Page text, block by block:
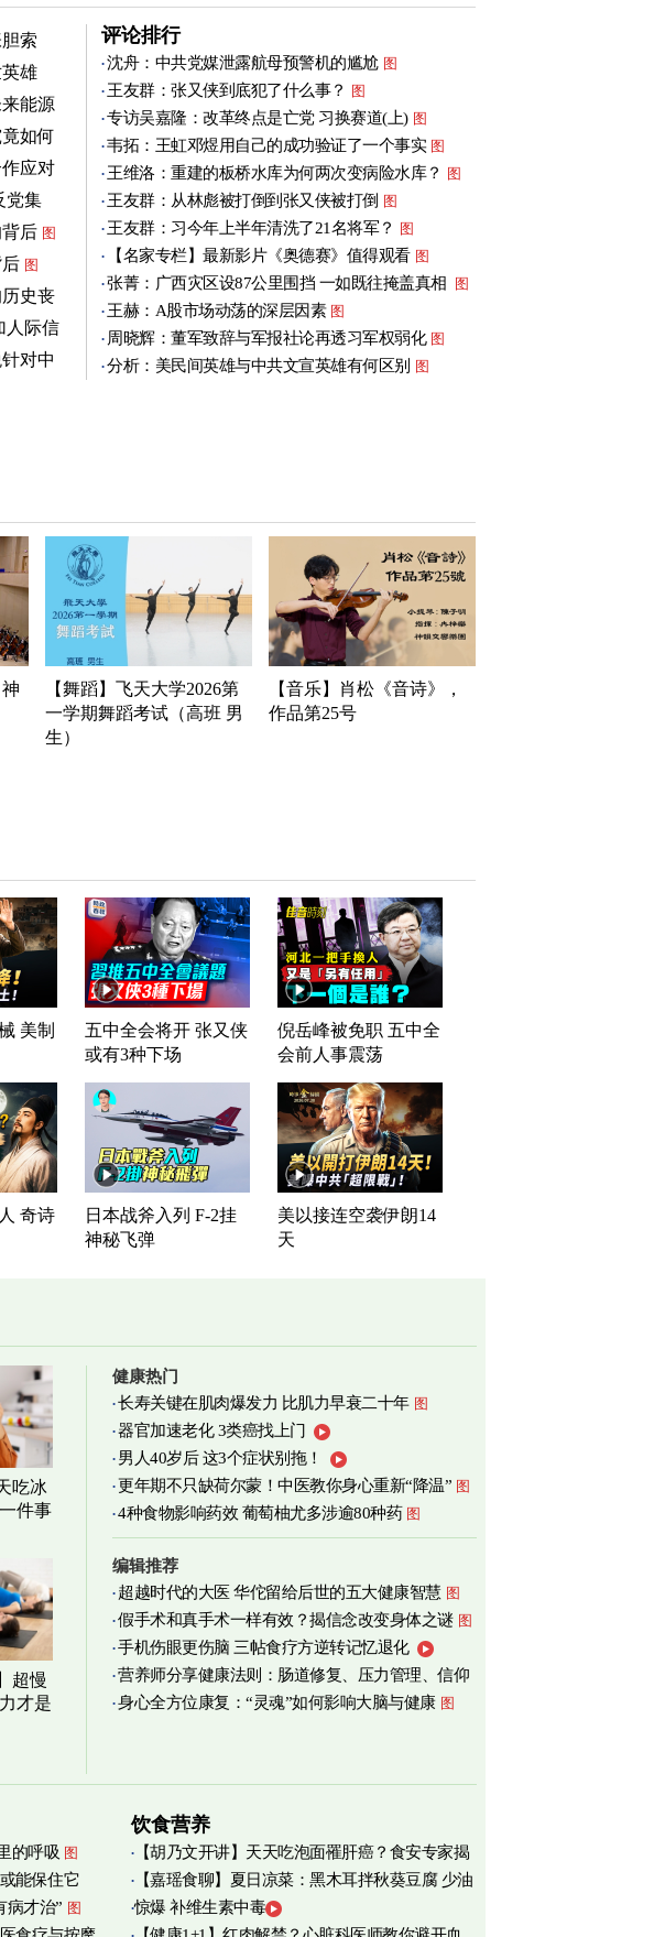
索
雄
能源
如何
应对
党集
后 图
图
史丧
人际信
对中
评论排行
沈舟：中共党媒泄露航母预警机的尴尬 图
王友群：张又侠到底犯了什么事？ 图
专访吴嘉隆：改革终点是亡党 习换赛道(上) 图
韦拓：王虹邓煜用自己的成功验证了一个事实 图
王维洛：重建的板桥水库为何两次变病险水库？ 图
王友群：从林彪被打倒到张又侠被打倒 图
王友群：习今年上半年清洗了21名将军？ 图
【名家专栏】最新影片《奥德赛》值得观看 图
张菁：广西灾区设87公里围挡 一如既往掩盖真相 图
王赫：A股市场动荡的深层因素 图
周晓辉：董军致辞与军报社论再透习军权弱化 图
分析：美民间英雄与中共文宣英雄有何区别 图
【舞蹈】飞天大学2026第
一学期舞蹈考试（高班 男
生）
【音乐】肖松《音诗》，
作品第25号
美制
五中全会将开 张又侠
或有3种下场
倪岳峰被免职 五中全
会前人事震荡
奇诗
日本战斧入列 F-2挂
神秘飞弹
美以接连空袭伊朗14
天
吃冰
件事
超慢
才是
健康热门
长寿关键在肌肉爆发力 比肌力早衰二十年 图
器官加速老化 3类癌找上门
男人40岁后 这3个症状别拖！
更年期不只缺荷尔蒙！中医教你身心重新“降温” 图
4种食物影响药效 葡萄柚尤多涉逾80种药 图
编辑推荐
超越时代的大医 华佗留给后世的五大健康智慧 图
假手术和真手术一样有效？揭信念改变身体之谜 图
手机伤眼更伤脑 三帖食疗方逆转记忆退化
营养师分享健康法则：肠道修复、压力管理、信仰
实践 图
身心全方位康复：“灵魂”如何影响大脑与健康 图
的呼吸 图
能保住它
病才治” 图
饮食营养
【胡乃文开讲】天天吃泡面罹肝癌？食安专家揭
添加物真相
【嘉瑶食聊】夏日凉菜：黑木耳拌秋葵豆腐 少油
烟清爽养心 图
惊爆 补维生素中毒